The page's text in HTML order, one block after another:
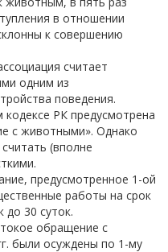
в отношении
к совершению
считает
одним из
поведения.
РК предусмотрена
с животными». Однако
(вполне
предусмотренное 1-ой
работы на срок
до 30 суток.
обращение с
были осуждены по 1-му